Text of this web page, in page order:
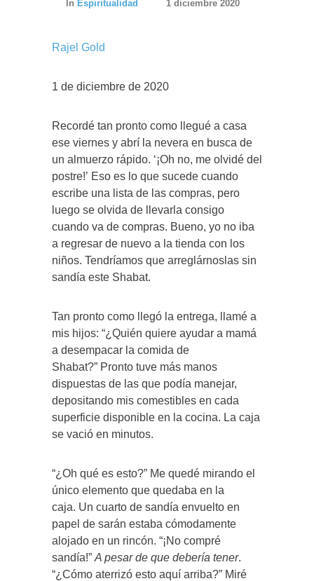
In Espiritualidad 1 diciembre 2020
Rajel Gold
1 de diciembre de 2020
Recordé tan pronto como llegué a casa
ese viernes y abrí la nevera en busca de
un almuerzo rápido. ‘¡Oh no, me olvidé del
postre!’ Eso es lo que sucede cuando
escribe una lista de las compras, pero
luego se olvida de llevarla consigo
cuando va de compras. Bueno, yo no iba
a regresar de nuevo a la tienda con los
niños. Tendríamos que arreglárnoslas sin
sandía este Shabat.
Tan pronto como llegó la entrega, llamé a
mis hijos: “¿Quién quiere ayudar a mamá
a desempacar la comida de
Shabat?” Pronto tuve más manos
dispuestas de las que podía manejar,
depositando mis comestibles en cada
superficie disponible en la cocina. La caja
se vació en minutos.
“¿Oh qué es esto?” Me quedé mirando el
único elemento que quedaba en la
caja. Un cuarto de sandía envuelto en
papel de sarán estaba cómodamente
alojado en un rincón. “¡No compré
sandía!” A pesar de que debería tener.
“¿Cómo aterrizó esto aquí arriba?” Miré